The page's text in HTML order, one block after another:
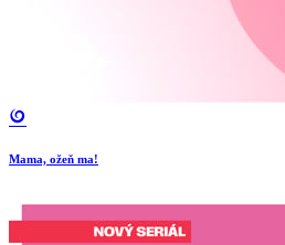
Mama, ožeň ma!